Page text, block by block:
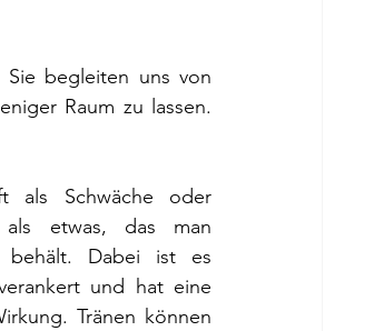
begleiten uns von
Raum zu lassen.
als Schwäche oder
als etwas, das man
behält. Dabei ist es
und hat eine
Tränen können